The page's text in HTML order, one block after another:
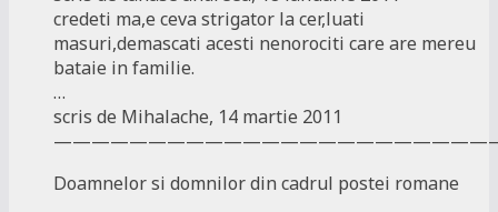
credeti ma,e ceva strigator la cer,luati
masuri,demascati acesti nenorociti care are mereu
bataie in familie.
…
scris de Mihalache, 14 martie 2011
Doamnelor si domnilor din cadrul postei romane